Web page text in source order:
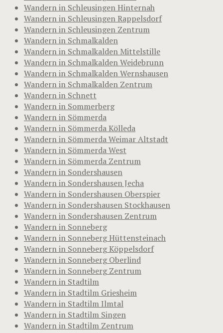
Wandern in Schleusingen Hinternah
Wandern in Schleusingen Rappelsdorf
Wandern in Schleusingen Zentrum
Wandern in Schmalkalden
Wandern in Schmalkalden Mittelstille
Wandern in Schmalkalden Weidebrunn
Wandern in Schmalkalden Wernshausen
Wandern in Schmalkalden Zentrum
Wandern in Schnett
Wandern in Sommerberg
Wandern in Sömmerda
Wandern in Sömmerda Kölleda
Wandern in Sömmerda Weimar Altstadt
Wandern in Sömmerda West
Wandern in Sömmerda Zentrum
Wandern in Sondershausen
Wandern in Sondershausen Jecha
Wandern in Sondershausen Oberspier
Wandern in Sondershausen Stockhausen
Wandern in Sondershausen Zentrum
Wandern in Sonneberg
Wandern in Sonneberg Hüttensteinach
Wandern in Sonneberg Köppelsdorf
Wandern in Sonneberg Oberlind
Wandern in Sonneberg Zentrum
Wandern in Stadtilm
Wandern in Stadtilm Griesheim
Wandern in Stadtilm Ilmtal
Wandern in Stadtilm Singen
Wandern in Stadtilm Zentrum